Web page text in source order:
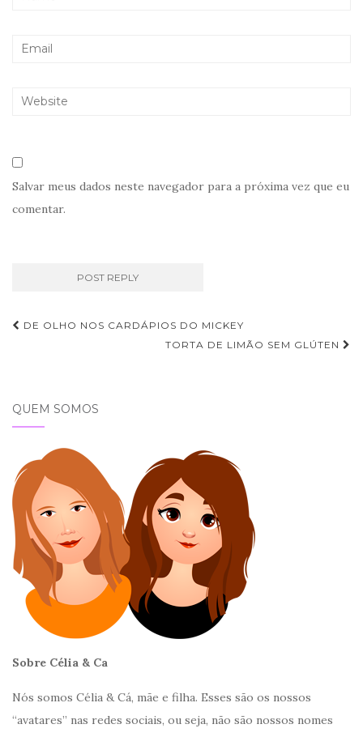
Salvar meus dados neste navegador para a próxima vez que eu
comentar.
Navegação
DE OLHO NOS CARDÁPIOS DO MICKEY
TORTA DE LIMÃO SEM GLÚTEN
QUEM SOMOS
Sobre Célia & Ca
Nós somos Célia & Cá, mãe e filha. Esses são os nossos
“avatares” nas redes sociais, ou seja, não são nossos nomes